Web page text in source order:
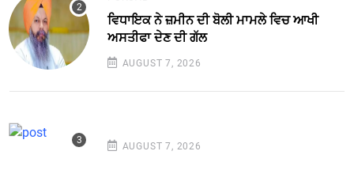
ਵਿਧਾਇਕ ਨੇ ਜ਼ਮੀਨ ਦੀ ਬੋਲੀ ਮਾਮਲੇ ਵਿਚ ਆਖੀ
ਅਸਤੀਫਾ ਦੇਣ ਦੀ ਗੱਲ
AUGUST 7, 2026
AUGUST 7, 2026